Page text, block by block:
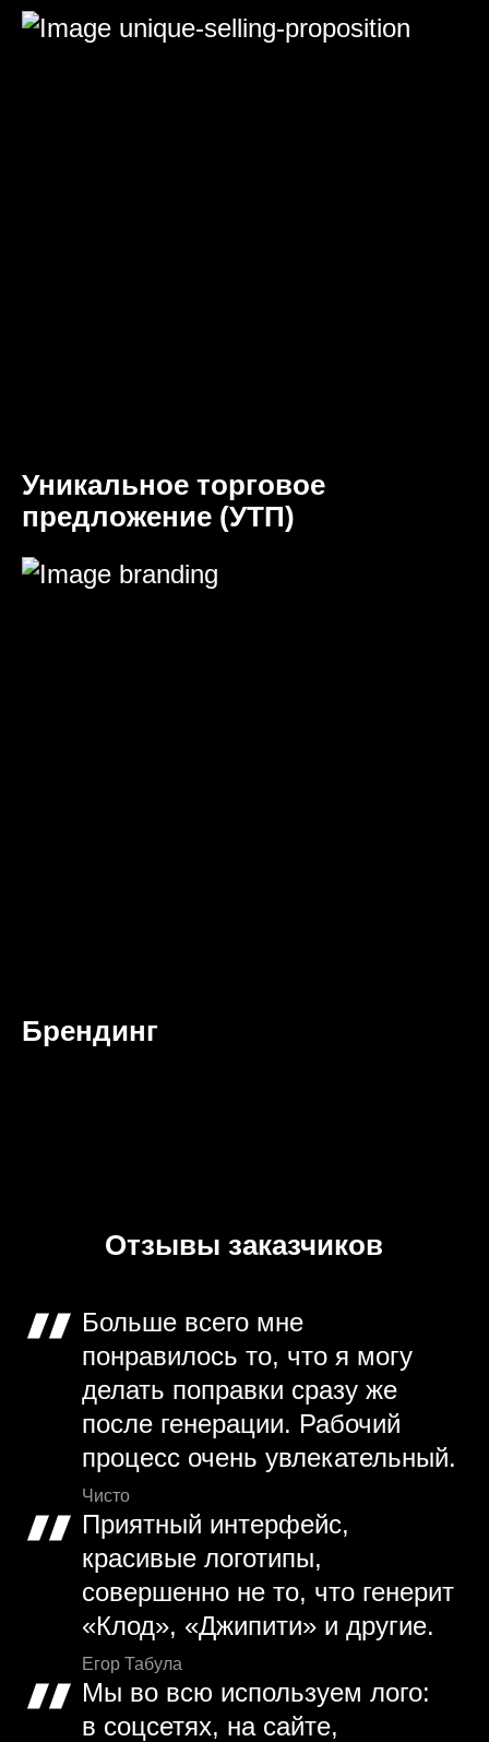
Уникальное торговое
предложение (УТП)
Брендинг
Отзывы заказчиков
Больше всего мне
понравилось то, что я могу
делать поправки сразу же
после генерации. Рабочий
процесс очень увлекательный.
Чисто
Приятный интерфейс,
красивые логотипы,
совершенно не то, что генерит
«Клод», «Джипити» и другие.
Егор Табула
Мы во всю используем лого:
в соцсетях, на сайте,